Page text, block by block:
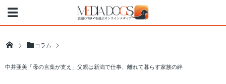
コラム
中井亜美「母の言葉が支え」父親は新潟で仕事、離れて暮らす家族の絆